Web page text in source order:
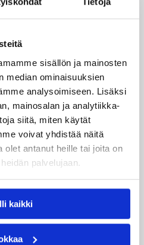
sisällön ja mainosten
median ominaisuuksien
analysoimiseen. Lisäksi
mainosalan ja analytiikka-
siitä, miten käytät
voivat yhdistää näitä
olet antanut heille tai joita on
palvelujaan.
kaikki